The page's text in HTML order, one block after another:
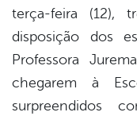
terça-feira (12),
disposição dos
Professora
chegarem à
surpreendidos